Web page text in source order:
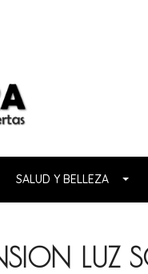
SALUD Y BELLEZA
LUZ